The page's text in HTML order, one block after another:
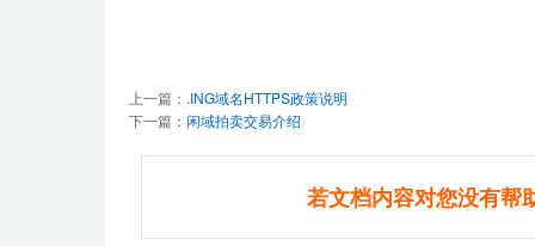
上一篇： .ING域名HTTPS政策说明
下一篇： 闲域拍卖交易介绍
若文档内容对您没有帮